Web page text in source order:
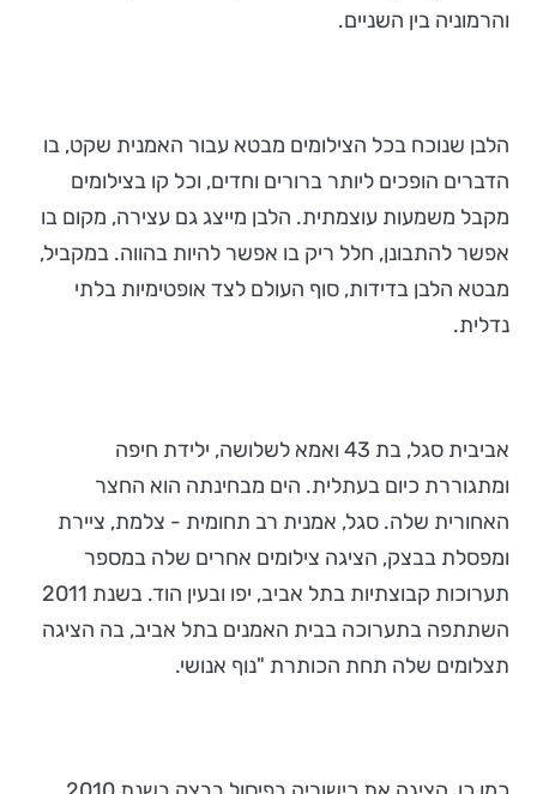
והרמוניה בין השניים.
הלבן שנוכח בכל הצילומים מבטא עבור האמנית שקט, בו
הדברים הופכים ליותר ברורים וחדים, וכל קו בצילומים
מקבל משמעות עוצמתית. הלבן מייצג גם עצירה, מקום בו
אפשר להתבונן, חלל ריק בו אפשר להיות בהווה. במקביל,
מבטא הלבן בדידות, סוף העולם לצד אופטימיות בלתי
נדלית.
אביבית סגל, בת 43 ואמא לשלושה, ילידת חיפה
ומתגוררת כיום בעתלית. הים מבחינתה הוא החצר
האחורית שלה. סגל, אמנית רב תחומית - צלמת, ציירת
ומפסלת בבצק, הציגה צילומים אחרים שלה במספר
תערוכות קבוצתיות בתל אביב, יפו ובעין הוד. בשנת 2011
השתתפה בתערוכה בבית האמנים בתל אביב, בה הציגה
תצלומים שלה תחת הכותרת "נוף אנושי.